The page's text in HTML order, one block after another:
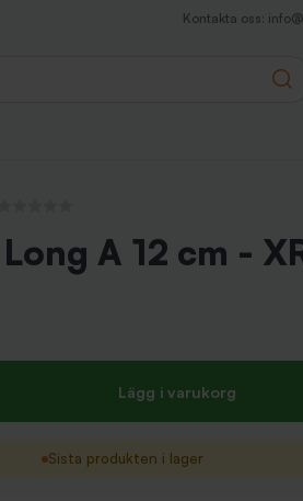
Kontakta oss:
A 12 cm -
Lägg i varukorg
Sista produkten i lager